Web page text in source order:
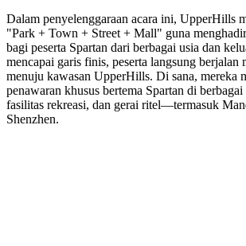
Dalam penyelenggaraan acara ini, UpperHills
"Park + Town + Street + Mall" guna
bagi peserta Spartan dari berbagai usia dan
mencapai garis finis, peserta langsung berjalan
menuju kawasan UpperHills. Di sana, mereka
penawaran khusus bertema Spartan di
fasilitas rekreasi, dan gerai ritel—termasuk
Shenzhen.